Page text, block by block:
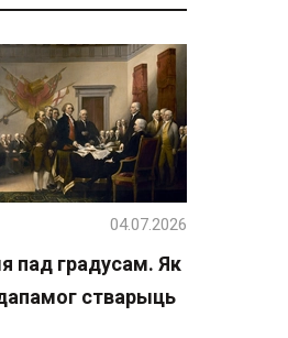
пад градусам. Як
стварыць
04.07.2026